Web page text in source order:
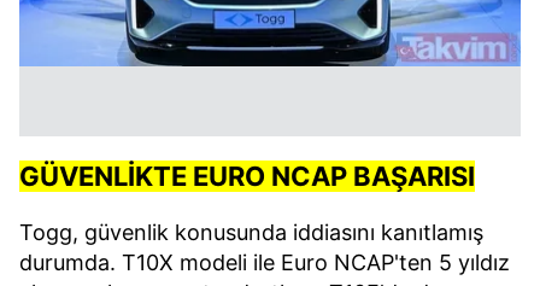
GÜVENLİKTE EURO NCAP BAŞARISI
Togg, güvenlik konusunda iddiasını kanıtlamış
durumda. T10X modeli ile Euro NCAP'ten 5 yıldız